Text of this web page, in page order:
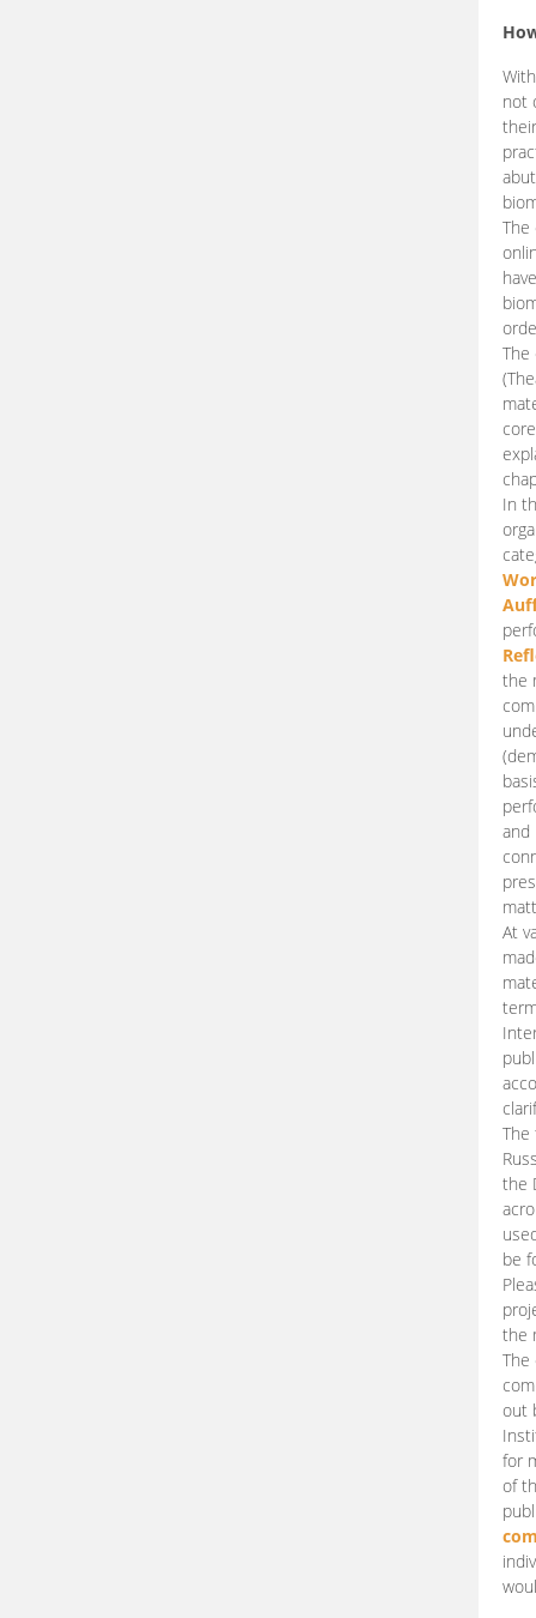
not
The
In
the
and
At
The
the
be
the
The
out
for
of